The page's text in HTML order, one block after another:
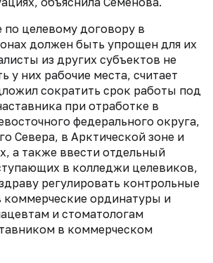
по целевому договору в
должен быть упрощен для их
из других субъектов не
у них рабочие места, считает
сократить срок работы под
при отработке в
федерального округа,
Севера, в Арктической зоне и
а также ввести отдельный
в колледжи целевиков,
регулировать контрольные
ординатуры и
и стоматологам
в коммерческом